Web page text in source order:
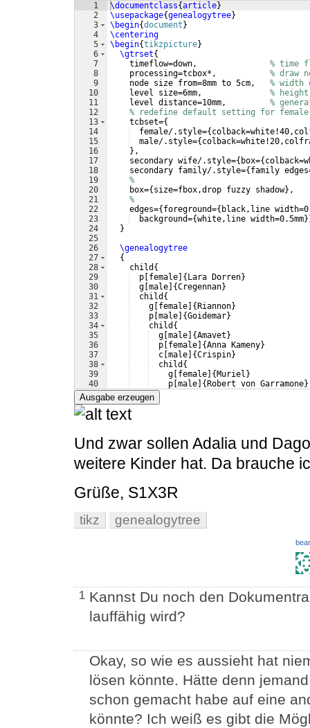
1
2
3
4
5
6
7
8
9
10
11
12
13
14
15
16
17
18
19
20
21
22
23
24
25
26
27
28
29
30
31
32
33
34
35
36
37
38
39
40
41
\documentclass{article}
\usepackage{genealogytree}
\begin{document }
\centering
\begin{tikzpicture}
\gtrset{
    timeflow=down,
% time
    processing=tcbox*,
% draw
    node size from=8mm to 5cm,
% width
    level size=6mm,
%
    level distance=10mm,
%
% redefine default setting for
    tcbset=
{
  female/.style=
{
  male/.style=
{
} ,
    secondary wife/.style=
{ box={
    secondary family/.style=
{ family
%
    box=
{ size=fbox,drop fuzzy shadow}
%
    edges=
{ foreground={ black,line
  background=
{white,line width=0.5mm
}
\genealogytree
{
    child
{
  p
female { Lara Dorren}
  g
male {Cregennan}
  child
{
    g
female { Riannon}
    p
male {Goidemar}
    child
{
  g
male {Amavet }
  p
female {Anna Kameny}
  c
male {Crispin}
  child
{
    g
female { Muriel }
    p
male { Robert von Garramone}
    child
Ausgabe erzeugen
Und zwar sollen Adalia und
weitere Kinder hat. Da brauche
Grüße, S1X3R
tikz genealogytree
1 Kannst Du noch den
lauffähig wird?
Okay, so wie es aussieht hat
lösen könnte. Hätte denn
schon gemacht habe auf eine
könnte? Ich weiß es gibt die